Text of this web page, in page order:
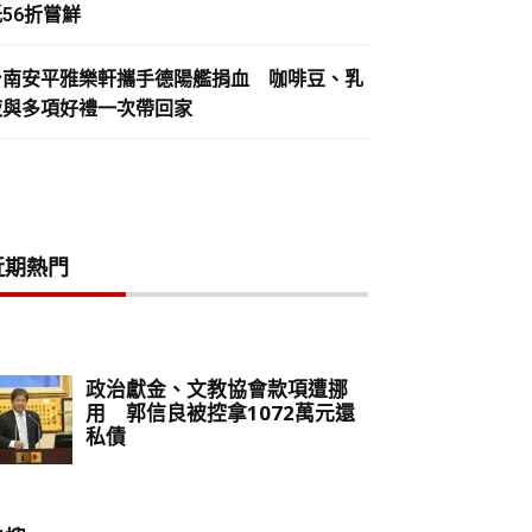
折嘗鮮
安平雅樂軒攜手德陽艦捐血 咖啡豆、乳
多項好禮一次帶回家
熱門